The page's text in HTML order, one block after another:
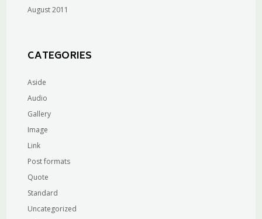
August 2011
CATEGORIES
Aside
Audio
Gallery
Image
Link
Post formats
Quote
Standard
Uncategorized